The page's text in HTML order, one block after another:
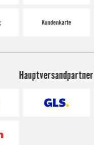
Hauptversandpartner